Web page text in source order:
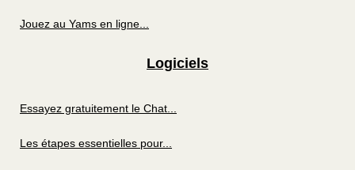
Jouez au Yams en ligne...
Logiciels
Essayez gratuitement le Chat...
Les étapes essentielles pour...